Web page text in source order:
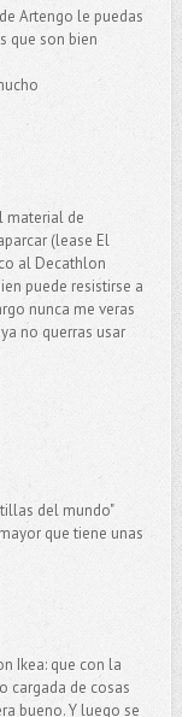
Artengo le puedas
que son bien
material de
(lease El
al Decathlon
puede resistirse a
nunca me veras
no querras usar
del mundo"
que tiene unas
Ikea: que con la
cargada de cosas
bueno. Y luego se